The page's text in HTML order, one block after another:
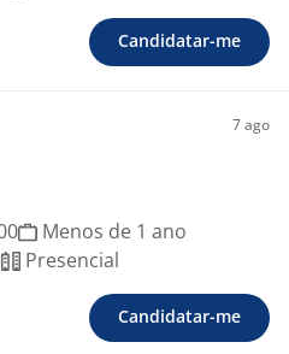
Candidatar-me
7 ago
Menos de 1 ano
Presencial
Candidatar-me